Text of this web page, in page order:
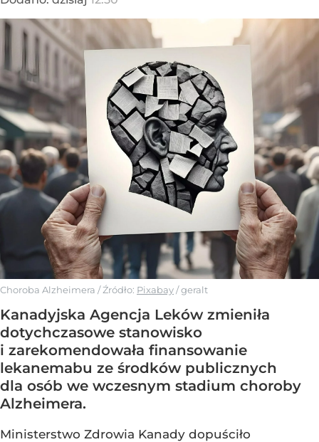
Choroba Alzheimera / Źródło: Pixabay/geralt
Kanadyjska Agencja Leków zmieniła
dotychczasowe stanowisko
i zarekomendowała finansowanie
lekanemabu ze środków publicznych
dla osób we wczesnym stadium choroby
Alzheimera.
Ministerstwo Zdrowia Kanady dopuściło